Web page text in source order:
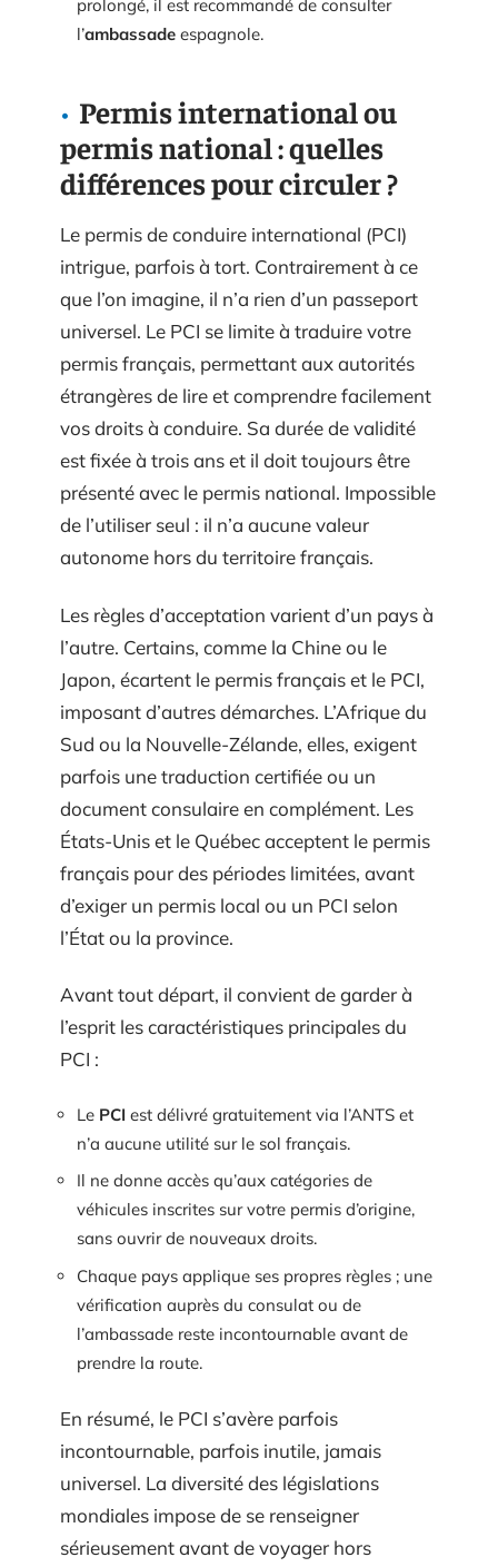
prolongé, il est recommandé de consulter
l’ambassade espagnole.
Permis international ou
permis national : quelles
différences pour circuler ?
Le permis de conduire international (PCI)
intrigue, parfois à tort. Contrairement à ce
que l’on imagine, il n’a rien d’un passeport
universel. Le PCI se limite à traduire votre
permis français, permettant aux autorités
étrangères de lire et comprendre facilement
vos droits à conduire. Sa durée de validité
est fixée à trois ans et il doit toujours être
présenté avec le permis national. Impossible
de l’utiliser seul : il n’a aucune valeur
autonome hors du territoire français.
Les règles d’acceptation varient d’un pays à
l’autre. Certains, comme la Chine ou le
Japon, écartent le permis français et le PCI,
imposant d’autres démarches. L’Afrique du
Sud ou la Nouvelle-Zélande, elles, exigent
parfois une traduction certifiée ou un
document consulaire en complément. Les
États-Unis et le Québec acceptent le permis
français pour des périodes limitées, avant
d’exiger un permis local ou un PCI selon
l’État ou la province.
Avant tout départ, il convient de garder à
l’esprit les caractéristiques principales du
PCI :
Le PCI est délivré gratuitement via l’ANTS et
n’a aucune utilité sur le sol français.
Il ne donne accès qu’aux catégories de
véhicules inscrites sur votre permis d’origine,
sans ouvrir de nouveaux droits.
Chaque pays applique ses propres règles ; une
vérification auprès du consulat ou de
l’ambassade reste incontournable avant de
prendre la route.
En résumé, le PCI s’avère parfois
incontournable, parfois inutile, jamais
universel. La diversité des législations
mondiales impose de se renseigner
sérieusement avant de voyager hors